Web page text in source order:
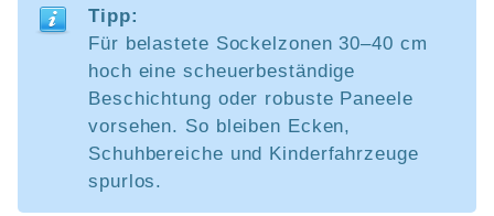
Tipp:
Für belastete Sockelzonen 30–40 cm
hoch eine scheuerbeständige
Beschichtung oder robuste Paneele
vorsehen. So bleiben Ecken,
Schuhbereiche und Kinderfahrzeuge
spurlos.